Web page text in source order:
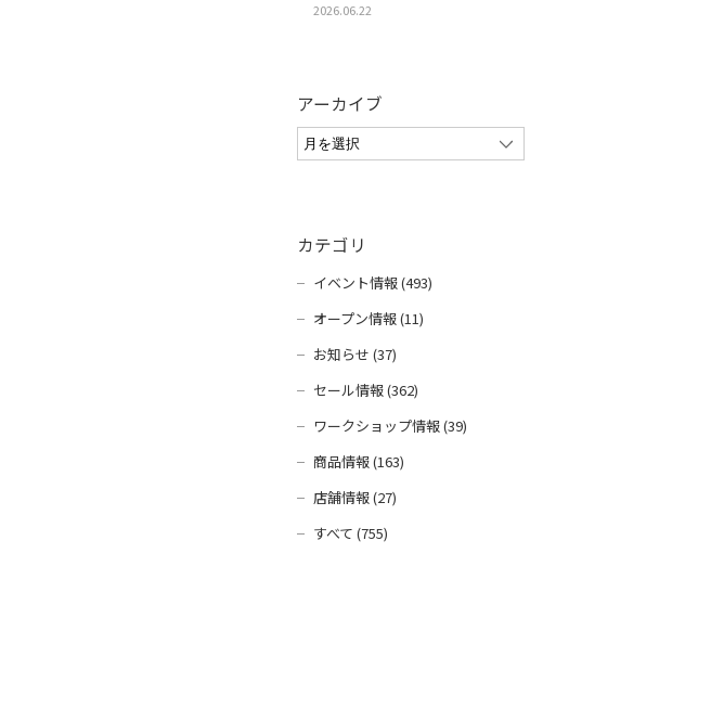
2026.06.22
アーカイブ
カテゴリ
イベント情報 (493)
オープン情報 (11)
お知らせ (37)
セール情報 (362)
ワークショップ情報 (39)
商品情報 (163)
店舗情報 (27)
すべて (755)